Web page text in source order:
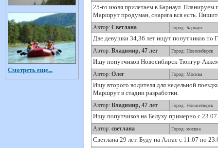
Смотреть еще...
25-го июля прилетаем в Барнаул.
Маршрут продуман, снаряга вся есть.
Автор: Светлана Город: Барнаул
Две девушки 34,36 лет ищут попутчиков по
Автор: Владимир, 47 лет Город: Новосибирск
Ищу попутчиков Новосибирск-Тюнгур-
Автор: Олег Город: Москва
Ищу второго водителя для недельной
Маршрут в стадии разработки.
Автор: Владимир, 47 лет Город: Новосибирск
Ищу попутчиков на Белуху примерно с
Автор: светлана Город: москва
Светлана 29 лет. Буду на Алтае с 11.07 по